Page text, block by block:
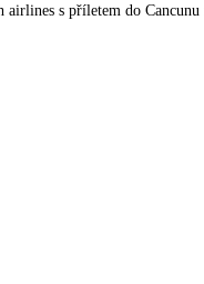
airlines s příletem do